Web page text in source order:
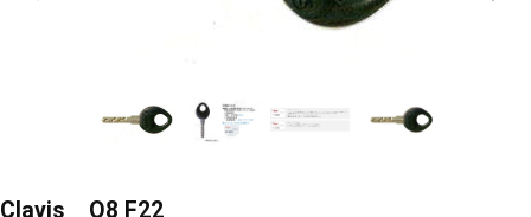
Clavis Q8 F22